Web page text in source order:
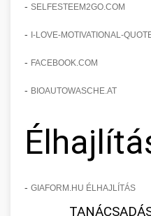
- SELFESTEEM2GO.COM
- I-LOVE-MOTIVATIONAL-
- FACEBOOK.COM
- BIOAUTOWASCHE.AT
- GIAFORM.HU ÉLHAJLÍTÁS